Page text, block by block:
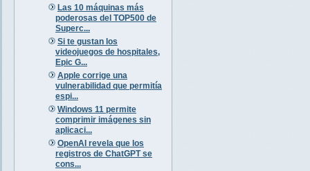
Las 10 máquinas más
poderosas del TOP500 de
Superc...
Si te gustan los
videojuegos de hospitales,
Epic G...
Apple corrige una
vulnerabilidad que permitía
espi...
Windows 11 permite
comprimir imágenes sin
aplicaci...
OpenAI revela que los
registros de ChatGPT se
cons...